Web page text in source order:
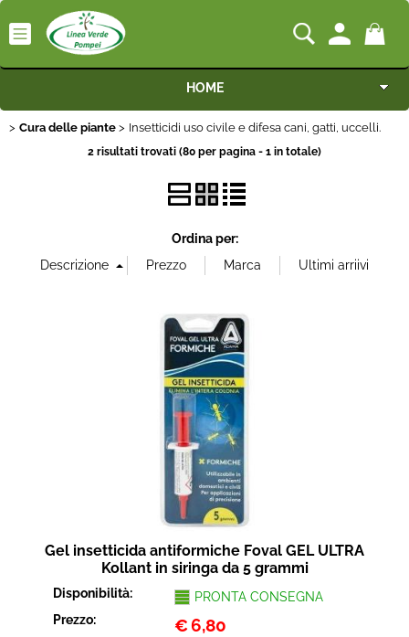
HOME
Macchine
Motocoltivatori
Irrigazione
Irrorazione
Pompe idrauliche
Protezione
Pet Store
Agricoltura
Ricambi
Cura delle piante Insetticidi uso civile e difesa cani, gatti, uccelli.
2 risultati trovati (80 per pagina - 1 in totale)
Ordina per:
Gel insetticida antiformiche Foval GEL ULTRA
Kollant in siringa da 5 grammi
Disponibilità:
PRONTA CONSEGNA
Prezzo:
€6,80